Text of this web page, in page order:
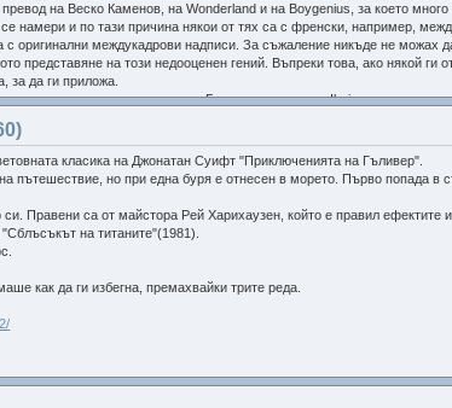
на Веско Каменов, на Wonderland и на Boygenius, за което
намери и по тази причина някои от тях са с френски, например,
с оригинални междукадрови надписи. За съжаление никъде не можах
представяне на този недооценен гений. Въпреки това, ако някой ги
за да ги приложа.
съпричасност към този проект. Благодарности и на Ilarion.
класика на Джонатан Суифт "Приключенията на Гъливер".
пътешествие, но при една буря е отнесен в морето. Първо попада в
Правени са от майстора Рей Харихаузен, който е правил ефектите
на титаните"(1981).
как да ги избегна, премахвайки трите реда.